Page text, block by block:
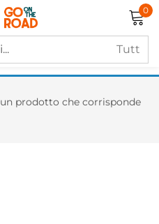
0
prodotto che corrisponde